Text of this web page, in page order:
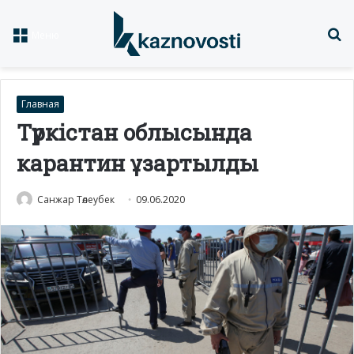
Главная
Түркістан облысында
карантин ұзартылды
Санжар Төлеубек 09.06.2020